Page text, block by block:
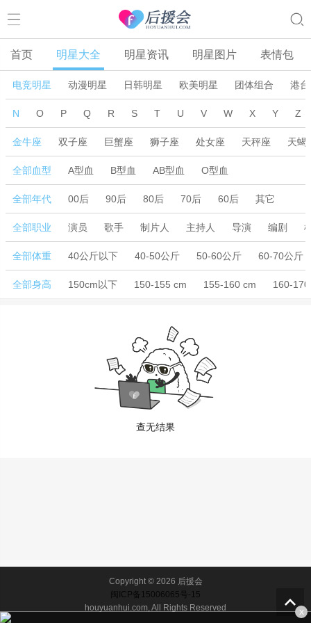
首页 明星大全 明星资讯 明星图片 表情包
电竞明星 动漫明星 日韩明星 欧美明星 团体组合 港
N O P Q R S T U V W X Y Z
金牛座 双子座 巨蟹座 狮子座 处女座 天秤座 天蝎
全部血型 A型血 B型血 AB型血 O型血
全部年代 00后 90后 80后 70后 60后 其它
全部职业 演员 歌手 制片人 主持人 导演 编剧
全部体重 40公斤以下 40-50公斤 50-60公斤 60-70公斤
全部身高 150cm以下 150-155 cm 155-160 cm 160-
查无结果
Copyright © 2026 后援会
闽ICP备15006065号-15
houyuanhui.com, All Rights Reserved
x